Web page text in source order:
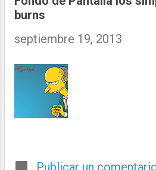
burns
septiembre 19, 2013